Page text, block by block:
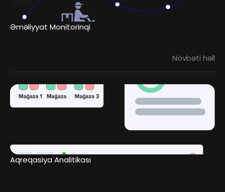
Əməliyyat Monitorinqi
Növbəti həll
Aqreqasiya Analitikası